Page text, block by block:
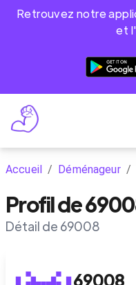
Retrouvez notre
et
Accueil / Déménageur /
Profil de
Détail de 69008
69008